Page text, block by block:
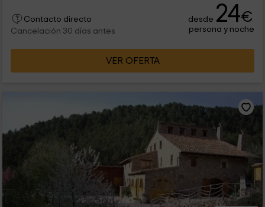
Contacto directo
Cancelación 30 días antes
desde 24€
persona y noche
VER OFERTA